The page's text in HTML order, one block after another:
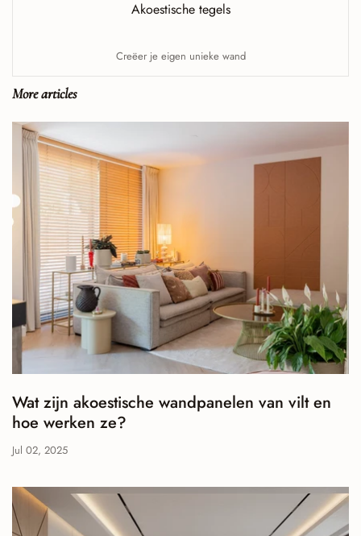
Akoestische tegels
Creëer je eigen unieke wand
More articles
Wat zijn akoestische wandpanelen van vilt en
hoe werken ze?
Jul 02, 2025